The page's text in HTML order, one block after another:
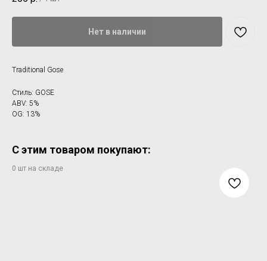
Нет в наличии
Traditional Gose
Стиль: GOSE
ABV: 5%
OG: 13%
С этим товаром покупают: